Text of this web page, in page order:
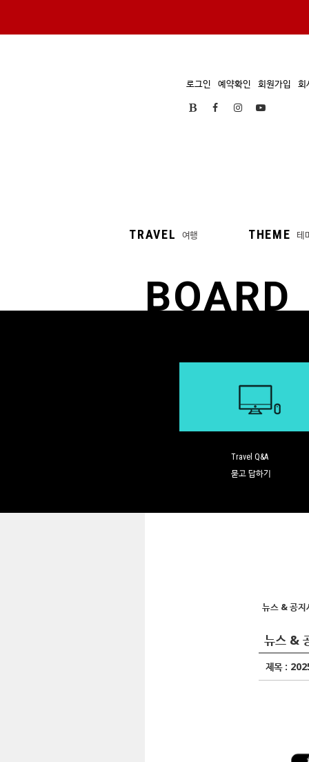
로그인 예약확인 회원가입 회
TRAVEL 여행 THEME 테
BOARD
Travel Q&A
묻고 답하기
뉴스 & 공지
뉴스 &
제목 :